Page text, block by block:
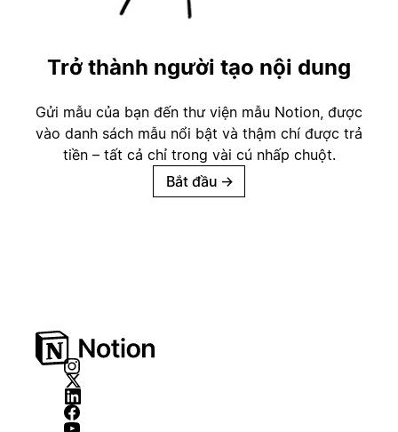
Trở thành người tạo nội dung
Gửi mẫu của bạn đến thư viện mẫu Notion, được
vào danh sách mẫu nổi bật và thậm chí được trả
tiền – tất cả chỉ trong vài cú nhấp chuột.
Bắt đầu →